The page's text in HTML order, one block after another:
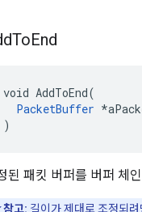
ToEnd
void AddToEnd(
PacketBuffer
)
된 패킷 버퍼를 버퍼 체
참고: 길이가 제대로 조정되